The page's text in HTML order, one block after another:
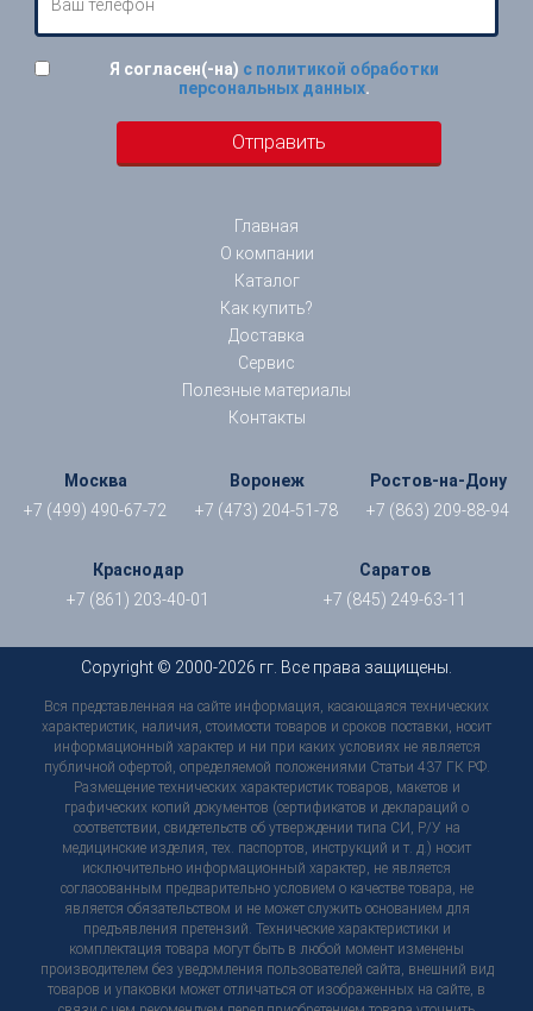
Я согласен(-на) с политикой обработки
персональных данных.
Главная
О компании
Каталог
Как купить?
Доставка
Сервис
Полезные материалы
Контакты
Москва
+7 (499) 490-67-72
Воронеж
+7 (473) 204-51-78
Ростов-на-Дону
+7 (863) 209-88-94
Краснодар
+7 (861) 203-40-01
Саратов
+7 (845) 249-63-11
Copyright © 2000-2026 гг. Все права защищены.
Вся представленная на сайте информация, касающаяся технических
характеристик, наличия, стоимости товаров и сроков поставки, носит
информационный характер и ни при каких условиях не является
публичной офертой, определяемой положениями Статьи 437 ГК РФ.
Размещение технических характеристик товаров, макетов и
графических копий документов (сертификатов и деклараций о
соответствии, свидетельств об утверждении типа СИ, Р/У на
медицинские изделия, тех. паспортов, инструкций и т. д.) носит
исключительно информационный характер, не является
согласованным предварительно условием о качестве товара, не
является обязательством и не может служить основанием для
предъявления претензий. Технические характеристики и
комплектация товара могут быть в любой момент изменены
производителем без уведомления пользователей сайта, внешний вид
товаров и упаковки может отличаться от изображенных на сайте, в